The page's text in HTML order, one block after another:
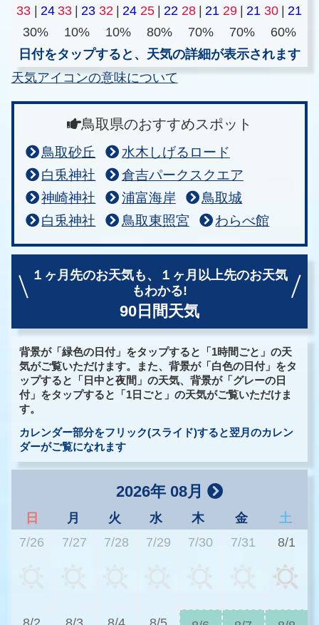
33 24 33 23 32 24 25 22 28 21 29 21 30
21
30%
10% 10% 80% 70% 70%
60%
日付をタップすると、天気の詳細が表示されます
天気アイコンの意味について
鳥取県のおすすめスポット
鳥取砂丘
水木しげるロード
白兎神社
倉吉パークスクエア
神崎神社
浦富海岸
鳥取城
白兎神社
鳥取東照宮 わらべ館
１ヶ月先のお天気も、
１ヶ月以上先のお天気
もわかる!
90日間天気
背景が「緑色の日付」をタップすると「1時間ごと」の天
気がご覧いただけます。また、背景が「白色の日付」をタ
ップすると「日中と夜間」の天気、背景が「グレーの日
付」をタップすると「1日ごと」の天気がご覧いただけま
す。
カレンダー部分をフリック(スライド)すると翌月のカレン
ダーがご覧になれます
2026年 08月
日 月 火 水 木 金
土
7/26
7/27 7/28 7/29 7/30 7/31 8/1